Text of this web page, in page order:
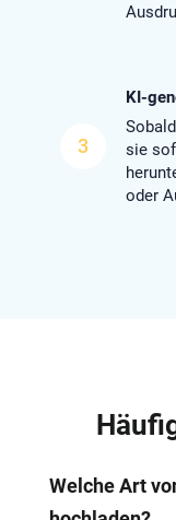
3
KI-
sie
oder
Welche Art